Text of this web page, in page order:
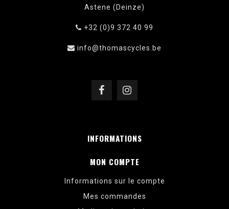
Astene (Deinze)
+32 (0)9 372 40 99
info@thomascycles.be
INFORMATIONS
MON COMPTE
Informations sur le compte
Mes commandes